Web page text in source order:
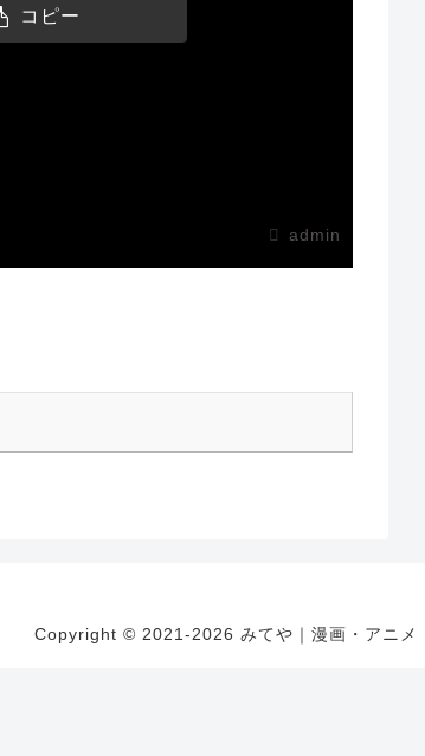
コピー
admin
Copyright © 2021-2026 みてや｜漫画・アニメ